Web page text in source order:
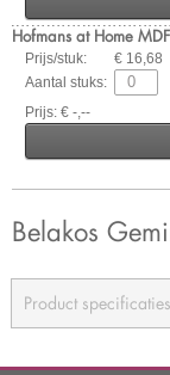
Hofmans at Home
Prijs/stuk:
€ 16,68
Aantal stuks:
Prijs: € -,--
Belakos
Product specificaties